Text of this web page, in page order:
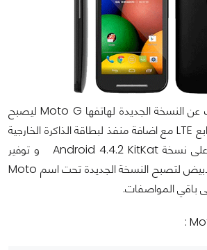
حيث أنها كشف النقاب عن النسخة الجديدة لهاتفها Moto G ليصبح
داعم لشبكات الجيل الرابع LTE مع اضافة منفذ لبطاقة الذاكرة الخارجية
Android 4.4.2 KitKat
و توفير
اللون الاسود واللون الأبيض لتصبح النسخة الجديدة تحت اسم Moto